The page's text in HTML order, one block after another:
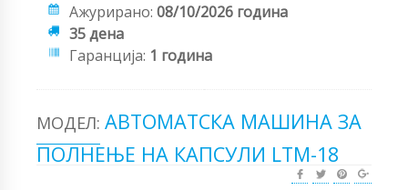
Ажурирано: 08/10/2026 година
35 дена
Гаранција: 1 година
МОДЕЛ: АВТОМАТСКА МАШИНА ЗА
ПОЛНЕЊЕ НА КАПСУЛИ LTM-18